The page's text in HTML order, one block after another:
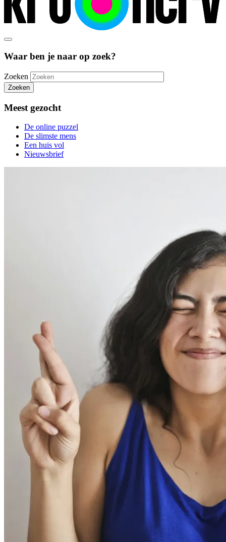
Waar ben je naar op zoek?
Zoeken
Zoeken
Meest gezocht
De online puzzel
De slimste mens
Een huis vol
Nieuwsbrief